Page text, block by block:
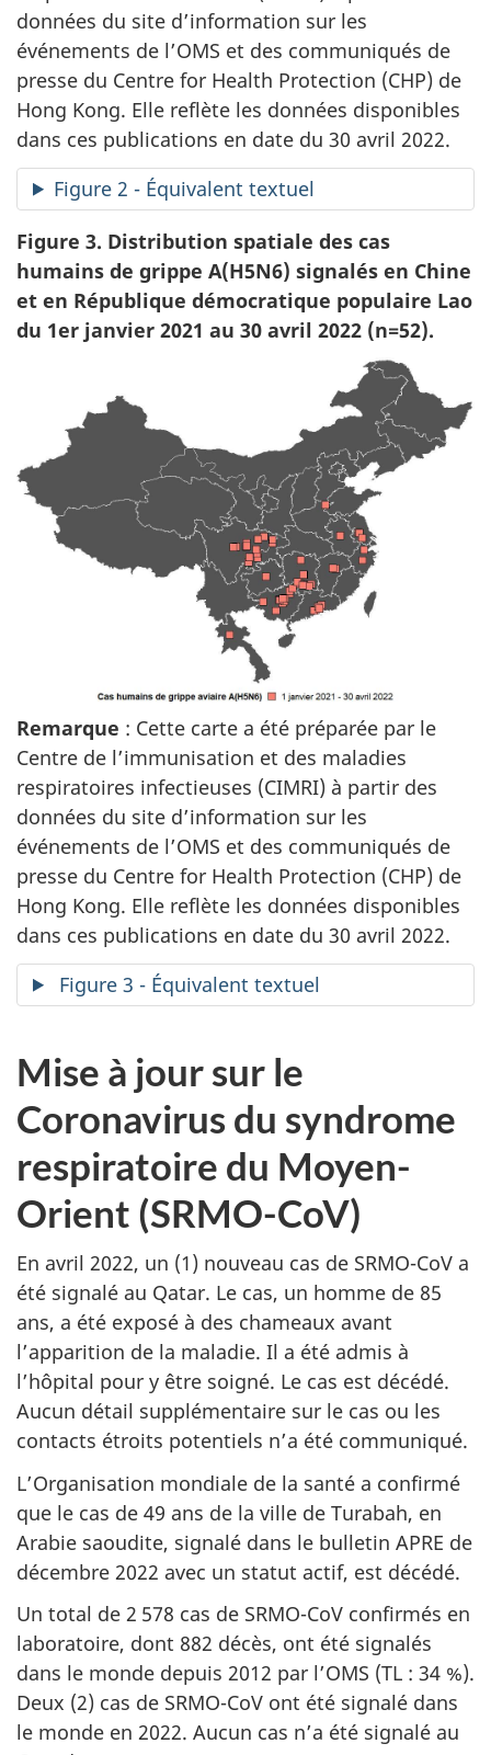
données du site d’information sur les
événements de l’OMS et des communiqués de
presse du Centre for Health Protection (CHP) de
Hong Kong. Elle reflète les données disponibles
dans ces publications en date du 30 avril 2022.
Figure 2 - Équivalent textuel
Figure 3. Distribution spatiale des cas
humains de grippe A(H5N6) signalés en Chine
et en République démocratique populaire Lao
du 1er janvier 2021 au 30 avril 2022 (n=52).
Remarque : Cette carte a été préparée par le
Centre de l’immunisation et des maladies
respiratoires infectieuses (CIMRI) à partir des
données du site d’information sur les
événements de l’OMS et des communiqués de
presse du Centre for Health Protection (CHP) de
Hong Kong. Elle reflète les données disponibles
dans ces publications en date du 30 avril 2022.
Figure 3 - Équivalent textuel
Mise à jour sur le
Coronavirus du syndrome
respiratoire du Moyen-
Orient (SRMO-CoV)
En avril 2022, un (1) nouveau cas de SRMO-CoV a
été signalé au Qatar. Le cas, un homme de 85
ans, a été exposé à des chameaux avant
l’apparition de la maladie. Il a été admis à
l’hôpital pour y être soigné. Le cas est décédé.
Aucun détail supplémentaire sur le cas ou les
contacts étroits potentiels n’a été communiqué.
L’Organisation mondiale de la santé a confirmé
que le cas de 49 ans de la ville de Turabah, en
Arabie saoudite, signalé dans le bulletin APRE de
décembre 2022 avec un statut actif, est décédé.
Un total de 2 578 cas de SRMO-CoV confirmés en
laboratoire, dont 882 décès, ont été signalés
dans le monde depuis 2012 par l’OMS (TL : 34 %).
Deux (2) cas de SRMO-CoV ont été signalé dans
le monde en 2022. Aucun cas n’a été signalé au